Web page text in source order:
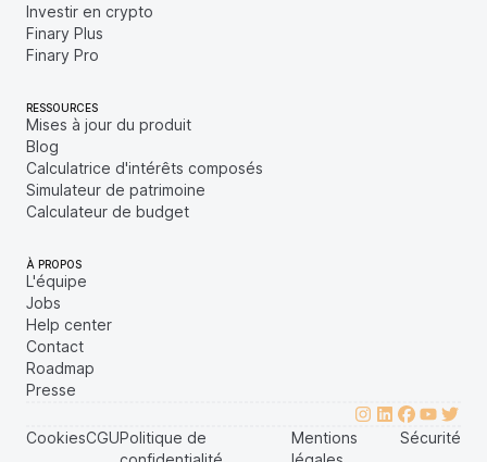
Investir en crypto
Finary Plus
Finary Pro
RESSOURCES
Mises à jour du produit
Blog
Calculatrice d'intérêts composés
Simulateur de patrimoine
Calculateur de budget
À PROPOS
L'équipe
Jobs
Help center
Contact
Roadmap
Presse
CookiesCGUPolitique de
Mentions
Sécurité